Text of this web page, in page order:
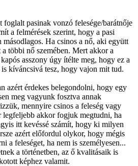
foglalt pasinak vonzó felesége/barátnője
a felmérések szerint, hogy a pasi
másodlagos. Ha csinos a nő, aki együtt
többi nő szemében. Mert akkor a
asszony úgy ítélte meg, hogy ez a
kíváncsivá tesz, hogy vajon mit tud.
azért érdekes belegondolni, hogy egy
meg vagyunk fosztva annak
mennyire csinos a feleség vagy
legfeljebb akkor fogjuk megtudni, ha
itt kevéssé számít, hogy ki milyen
azért előfordul olykor, hogy mégis
a feleséget, ha nem is személyesen...
a történetben, az ő kvalitásaik is
képhez valamit.